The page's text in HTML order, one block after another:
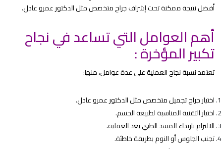
أفضل نتيجة ممكنة تحت إشراف جراح متخصص مثلالدكتور عمرو عادل.
أهم العوامل التي تساعد في نجاح
تكبير المؤخرة :
تعتمد نسبة نجاح العملية على عدة عوامل، منها:
اختيار جراح تجميل متخصص مثلالدكتور عمرو عادل.
اختيار التقنية المناسبة لطبيعة الجسم.
الالتزام بارتداء المشد الطبي بعد العملية.
تجنب الجلوس أو النوم بطريقة خاطئة.